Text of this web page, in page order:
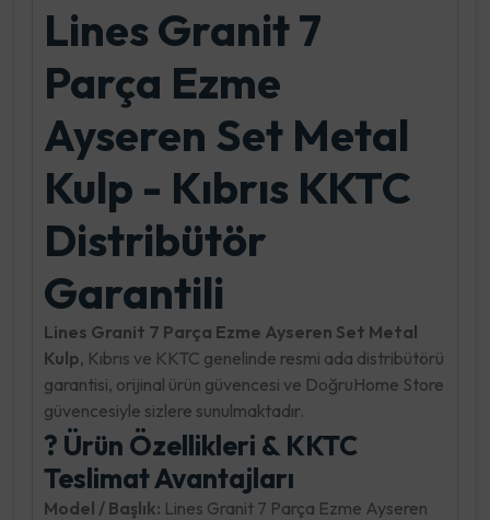
Lines Granit 7
Parça Ezme
Ayseren Set Metal
Kulp - Kıbrıs KKTC
Distribütör
Garantili
Lines Granit 7 Parça Ezme Ayseren Set Metal
Kulp, Kıbrıs ve KKTC genelinde resmi ada distribütörü
garantisi, orijinal ürün güvencesi ve DoğruHome Store
güvencesiyle sizlere sunulmaktadır.
? Ürün Özellikleri & KKTC
Teslimat Avantajları
Model / Başlık: Lines Granit 7 Parça Ezme Ayseren